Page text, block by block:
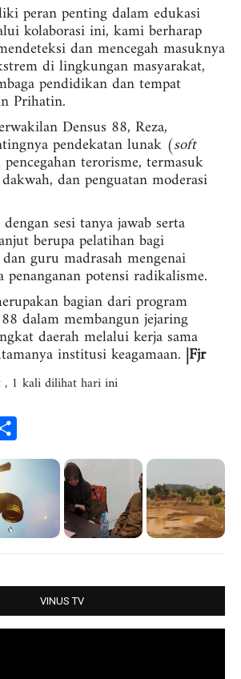
peran penting dalam edukasi
kolaborasi ini, kami berharap
dan mencegah masuknya
di lingkungan masyarakat,
pendidikan dan tempat
Prihatin.
Densus 88, Reza,
pendekatan lunak (soft
terorisme, termasuk
dan penguatan moderasi
sesi tanya jawab serta
berupa pelatihan bagi
guru madrasah mengenai
potensi radikalisme.
bagian dari program
dalam membangun jejaring
daerah melalui kerja sama
institusi keagamaan. |Fjr
, 1 kali dilihat hari ini
r
e
VINUS TV